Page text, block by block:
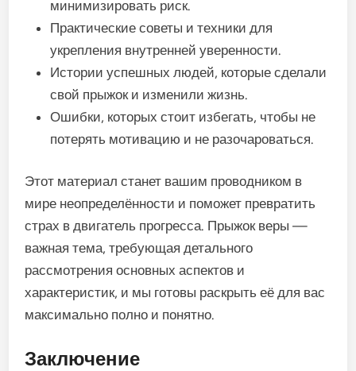
минимизировать риск.
Практические советы и техники для
укрепления внутренней уверенности.
Истории успешных людей, которые сделали
свой прыжок и изменили жизнь.
Ошибки, которых стоит избегать, чтобы не
потерять мотивацию и не разочароваться.
Этот материал станет вашим проводником в
мире неопределённости и поможет превратить
страх в двигатель прогресса. Прыжок веры —
важная тема, требующая детального
рассмотрения основных аспектов и
характеристик, и мы готовы раскрыть её для вас
максимально полно и понятно.
Заключение